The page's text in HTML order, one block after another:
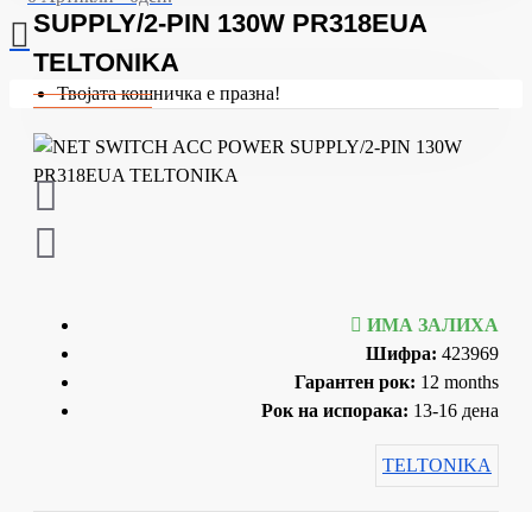
Твојата кошничка е празна!
SUPPLY/2-PIN 130W PR318EUA
TELTONIKA
ИМА ЗАЛИХА
Шифра: 423969
Гарантен рок: 12 months
Рок на испорака: 13-16 дена
TELTONIKA